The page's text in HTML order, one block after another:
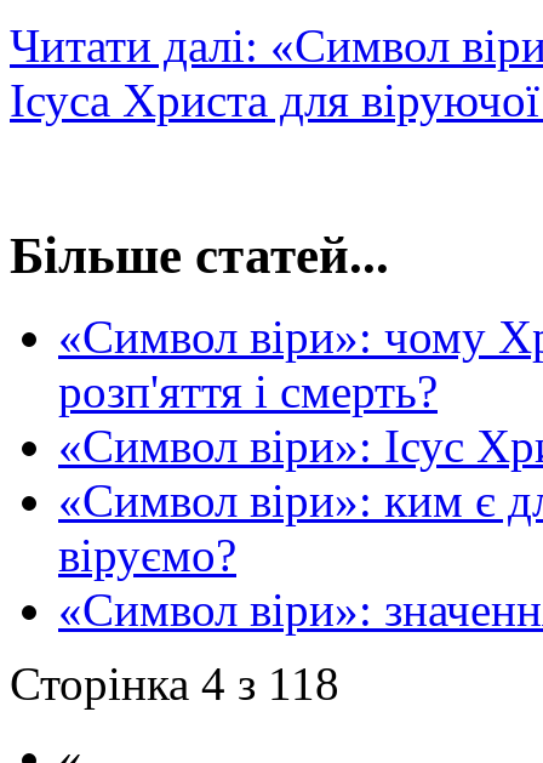
Читати далі: «Символ
Ісуса Христа для
Більше статей...
«Символ віри»: чому
розп'яття і смерть?
«Символ віри»: Ісус
«Символ віри»: ким є
віруємо?
«Символ віри»:
Сторінка 4 з 118